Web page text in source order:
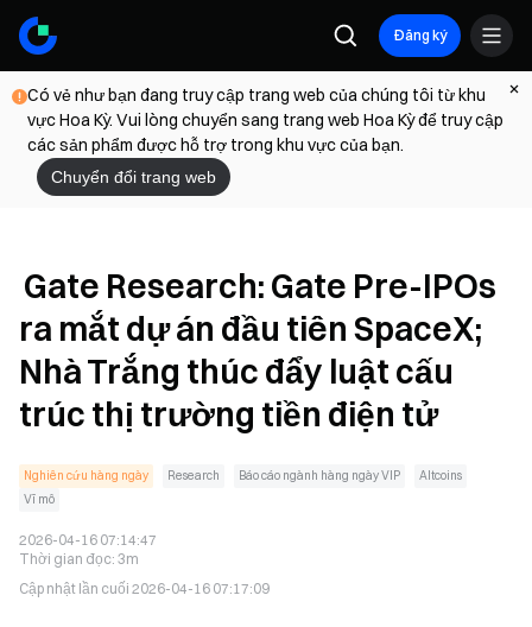
Đăng ký
Có vẻ như bạn đang truy cập trang web của chúng tôi từ khu
vực Hoa Kỳ. Vui lòng chuyển sang trang web Hoa Kỳ để truy cập
các sản phẩm được hỗ trợ trong khu vực của bạn.
Chuyển đổi trang web
Gate Research: Gate Pre-IPOs
ra mắt dự án đầu tiên SpaceX;
Nhà Trắng thúc đẩy luật cấu
trúc thị trường tiền điện tử
Nghiên cứu hàng ngày Research Báo cáo ngành hàng ngày VIP
Altcoins
Vĩ mô
2026-04-16 07:14:47
Thời gian đọc: 3m
Cập nhật lần cuối 2026-04-16 07:17:09